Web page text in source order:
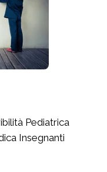
Pediatrica
Insegnanti